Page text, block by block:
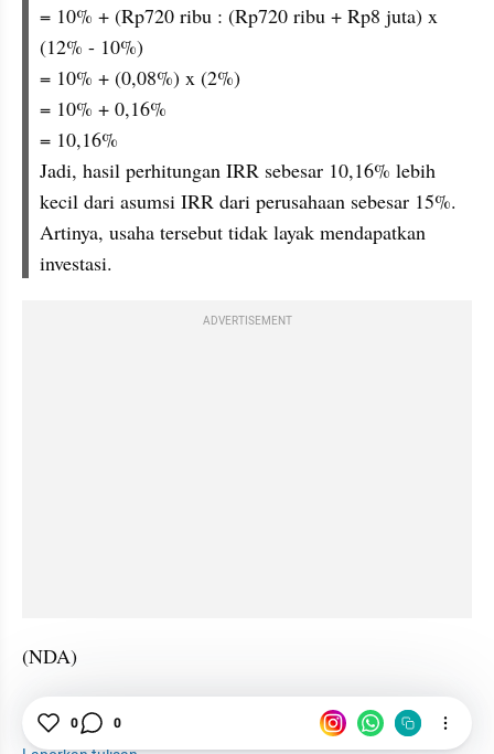
= 10% + (Rp720 ribu : (Rp720 ribu + Rp8 juta) x
(12% - 10%)
= 10% + (0,08%) x (2%)
= 10% + 0,16%
= 10,16%
Jadi, hasil perhitungan IRR sebesar 10,16% lebih
kecil dari asumsi IRR dari perusahaan sebesar 15%.
Artinya, usaha tersebut tidak layak mendapatkan
investasi.
ADVERTISEMENT
(NDA)
Investasi
0 0